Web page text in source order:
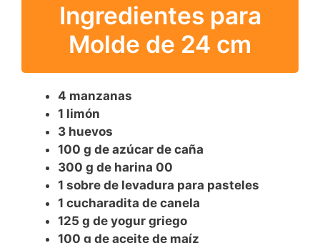
Ingredientes para
Molde de 24 cm
4 manzanas
1 limón
3 huevos
100 g de azúcar de caña
300 g de harina 00
1 sobre de levadura para pasteles
1 cucharadita de canela
125 g de yogur griego
100 g de aceite de maíz